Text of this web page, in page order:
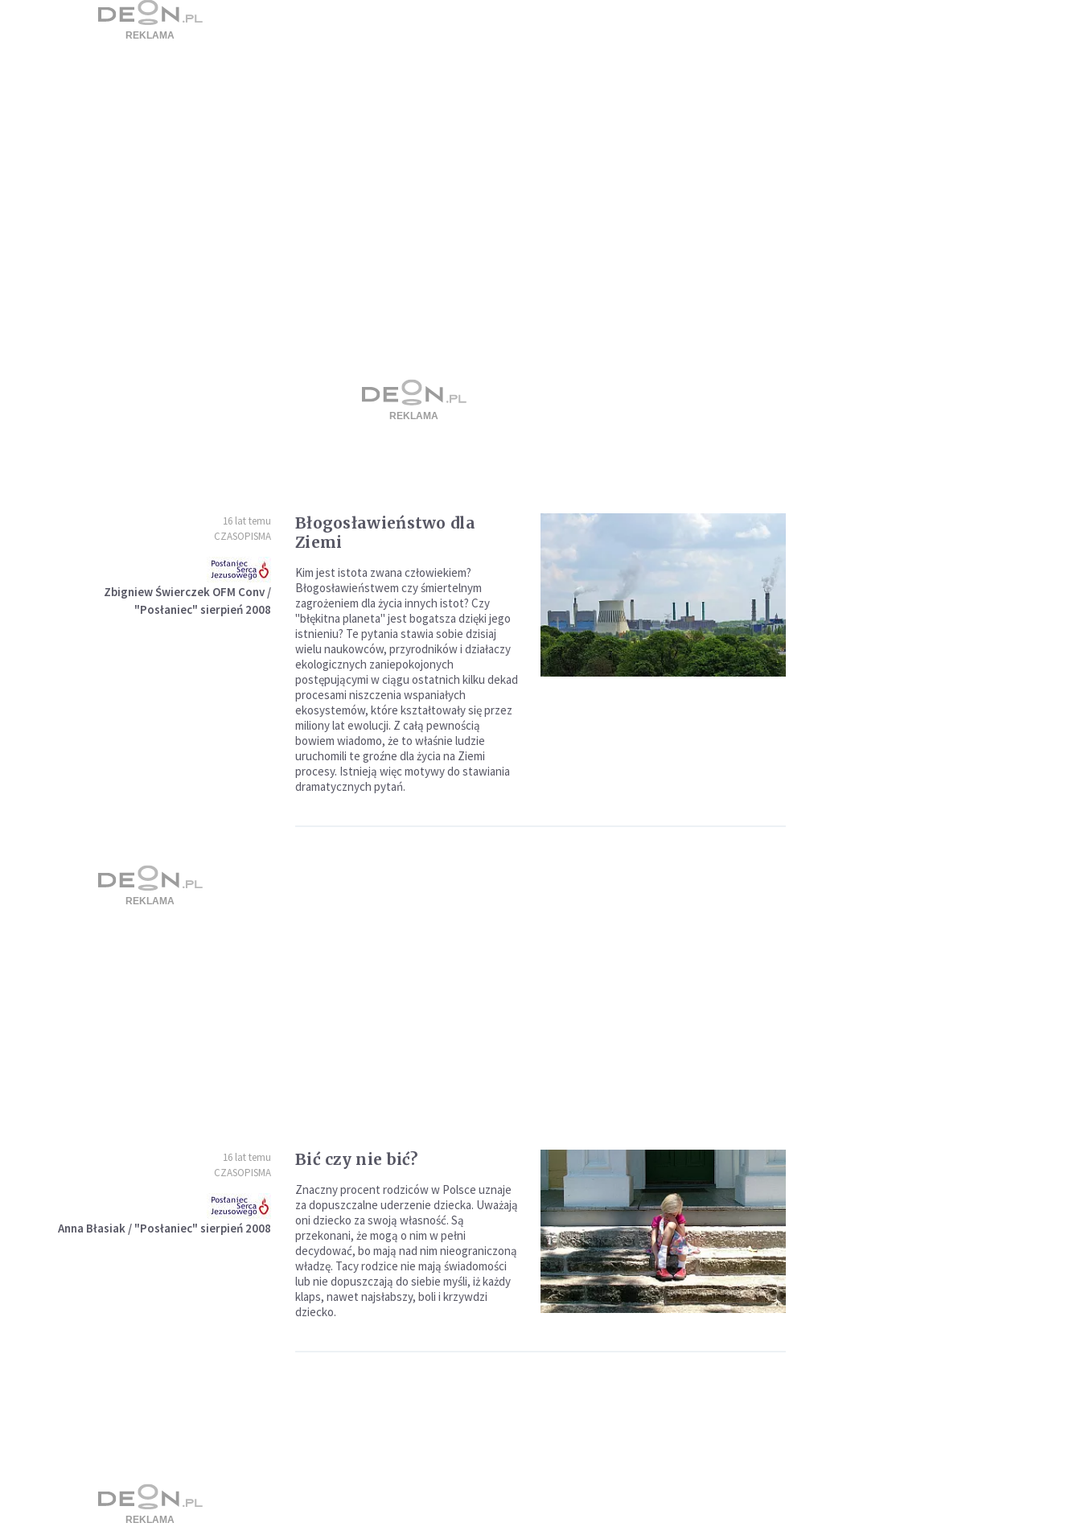
16 lat temu
CZASOPISMA
Zbigniew Świerczek OFM Conv /
"Posłaniec" sierpień 2008
Błogosławieństwo dla
Ziemi
Kim jest istota zwana człowiekiem?
Błogosławieństwem czy śmiertelnym
zagrożeniem dla życia innych istot? Czy
"błękitna planeta" jest bogatsza dzięki jego
istnieniu? Te pytania stawia sobie dzisiaj
wielu naukowców, przyrodników i działaczy
ekologicznych zaniepokojonych
postępującymi w ciągu ostatnich kilku dekad
procesami niszczenia wspaniałych
ekosystemów, które kształtowały się przez
miliony lat ewolucji. Z całą pewnością
bowiem wiadomo, że to właśnie ludzie
uruchomili te groźne dla życia na Ziemi
procesy. Istnieją więc motywy do stawiania
dramatycznych pytań.
16 lat temu
CZASOPISMA
Anna Błasiak / "Posłaniec" sierpień 2008
Bić czy nie bić?
Znaczny procent rodziców w Polsce uznaje
za dopuszczalne uderzenie dziecka. Uważają
oni dziecko za swoją własność. Są
przekonani, że mogą o nim w pełni
decydować, bo mają nad nim nieograniczoną
władzę. Tacy rodzice nie mają świadomości
lub nie dopuszczają do siebie myśli, iż każdy
klaps, nawet najsłabszy, boli i krzywdzi
dziecko.